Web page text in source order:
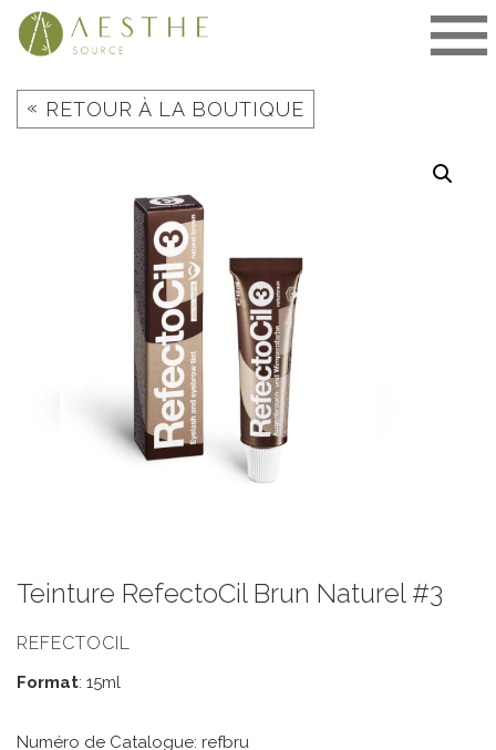
Aller
« RETOUR À LA BOUTIQUE
Teinture RefectoCil Brun Naturel #3
REFECTOCIL
Format: 15ml
Numéro de Catalogue: refbru